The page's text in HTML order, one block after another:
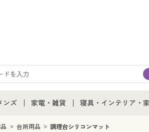
べて
ンズ
ンズ通販すべて
家電・雑貨
家電・雑貨すべて
寝具・インテリア・
寝具・インテリア・
台所用品 調理台シリコンマット